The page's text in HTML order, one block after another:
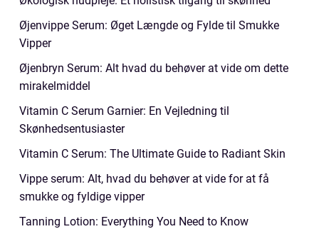
Øjenvippe Serum: Øget Længde og Fylde til Smukke
Vipper
Øjenbryn Serum: Alt hvad du behøver at vide om dette
mirakelmiddel
Vitamin C Serum Garnier: En Vejledning til
Skønhedsentusiaster
Vitamin C Serum: The Ultimate Guide to Radiant Skin
Vippe serum: Alt, hvad du behøver at vide for at få
smukke og fyldige vipper
Tanning Lotion: Everything You Need to Know